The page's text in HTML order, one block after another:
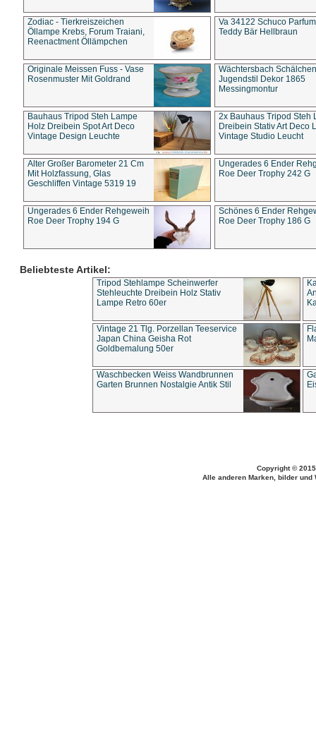
Zodiac - Tierkreiszeichen
Öllampe Krebs, Forum Traiani,
Reenactment Öllämpchen
Va 34122 Schuco
Teddy Bär Hellbraun
Originale Meissen Fuss - Vase
Rosenmuster Mit Goldrand
Wächtersbach Schälchen
Jugendstil Dekor 1865
Messingmontur
Bauhaus Tripod Steh Lampe
Holz Dreibein Spot Art Deco
Vintage Design Leuchte
2x Bauhaus Tripod Steh
Dreibein Stativ Art Deco
Vintage Studio Leucht
Alter Großer Barometer 21 Cm
Mit Holzfassung, Glas
Geschliffen Vintage 5319 19
Ungerades 6 Ender
Roe Deer Trophy 242 G
Ungerades 6 Ender Rehgeweih
Roe Deer Trophy 194 G
Schönes 6 Ender
Roe Deer Trophy 186 G
Beliebteste Artikel:
Tripod Stehlampe Scheinwerfer
Stehleuchte Dreibein Holz Stativ
Lampe Retro 60er
Vintage 21 Tlg. Porzellan Teeservice
Japan China Geisha Rot
Goldbemalung 50er
Waschbecken Weiss Wandbrunnen
Garten Brunnen Nostalgie Antik Stil
Copyright ©
Alle anderen Marken, bilder und